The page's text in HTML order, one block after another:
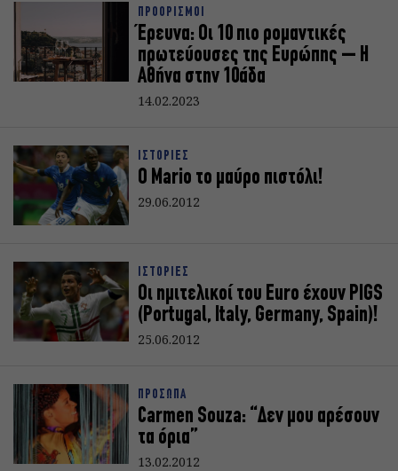
ΠΡΟΟΡΙΣΜΟΙ
Έρευνα: Οι 10 πιο ρομαντικές
πρωτεύουσες της Ευρώπης – Η
Αθήνα στην 10άδα
14.02.2023
ΙΣΤΟΡΙΕΣ
O Mario το μαύρο πιστόλι!
29.06.2012
ΙΣΤΟΡΙΕΣ
Οι ημιτελικοί του Euro έχουν PIGS
(Portugal, Italy, Germany, Spain)!
25.06.2012
ΠΡΟΣΩΠΑ
Carmen Souza: “Δεν μου αρέσουν
τα όρια”
13.02.2012